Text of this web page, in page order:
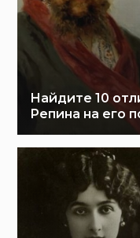
Найдите 10
Репина на его